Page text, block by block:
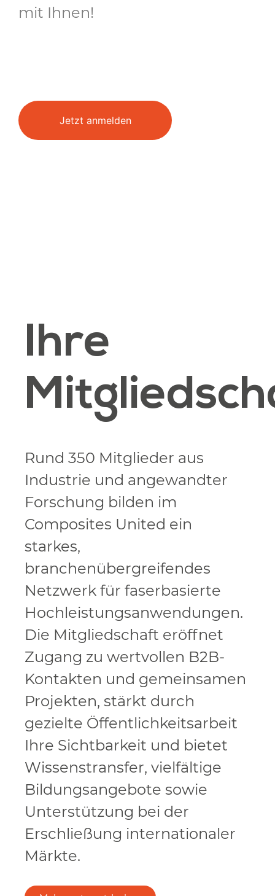
mit Ihnen!
Jetzt anmelden
Ihre
Rund 350 Mitglieder aus
Industrie und angewandter
Forschung bilden im
Composites United ein
starkes,
branchenübergreifendes
Netzwerk für faserbasierte
Hochleistungsanwendungen.
Die Mitgliedschaft eröffnet
Zugang zu wertvollen B2B-
Kontakten und gemeinsamen
Projekten, stärkt durch
gezielte Öffentlichkeitsarbeit
Ihre Sichtbarkeit und bietet
Wissenstransfer, vielfältige
Bildungsangebote sowie
Unterstützung bei der
Erschließung internationaler
Märkte.